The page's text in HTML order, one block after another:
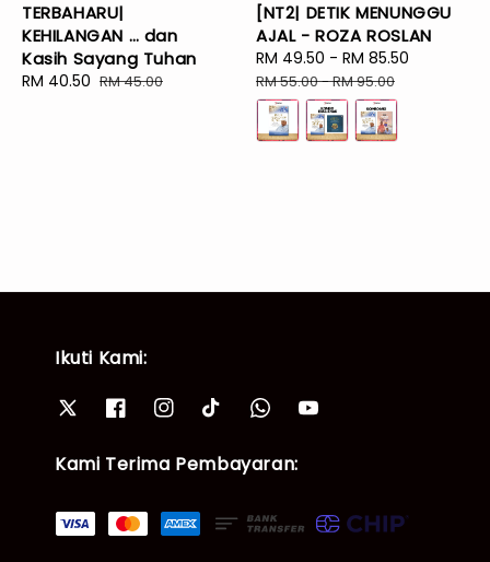
TERBAHARU|
KEHILANGAN … dan
Kasih Sayang Tuhan
Sale
RM 40.50 Regular
RM 45.00
[NT2| DETIK MENUNGGU
AJAL - ROZA ROSLAN
Sale
price
RM 49.50 - RM 85.50
RM 55.00-RM 95.00
Ikuti Kami:
Kami Terima Pembayaran: